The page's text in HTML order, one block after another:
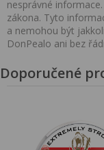
nesprávné
zákona. Tyto
a nemohou být
DonPealo ani bez
Doporučené